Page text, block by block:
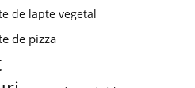
de lapte vegetal
de pizza